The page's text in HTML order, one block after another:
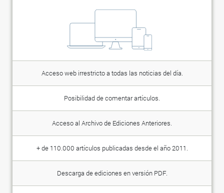
Acceso web irrestricto a todas las noticias del día.
Posibilidad de comentar artículos.
Acceso al Archivo de Ediciones Anteriores.
+ de 110.000 artículos publicadas desde el año 2011.
Descarga de ediciones en versión PDF.